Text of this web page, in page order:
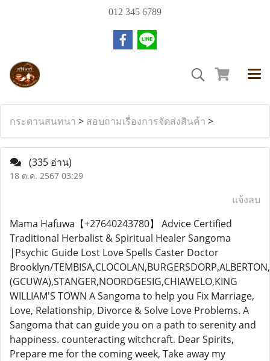
012 345 6789
กระดานสนทนา > สอบถามเรื่องการจัดส่งสินค้า >
(335 อ่าน)
18 ต.ค. 2567 03:29
แจ้งลบ
Mama Hafuwa【+27640243780】 Advice Certified
Traditional Herbalist & Spiritual Healer Sangoma
|Psychic Guide Lost Love Spells Caster Doctor
Brooklyn/
(GCUWA),STANGER,NOORDGESIG,CHIAWELO,KING
WILLIAM'S TOWN A Sangoma to help you Fix Marriage,
Love, Relationship, Divorce & Solve Love Problems. A
Sangoma that can guide you on a path to serenity and
happiness. counteracting witchcraft. Dear Spirits,
Prepare me for the coming week, Take away my